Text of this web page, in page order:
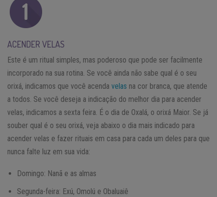
ACENDER VELAS
Este é um ritual simples, mas poderoso que pode ser facilmente
incorporado na sua rotina. Se você ainda não sabe qual é o seu
orixá, indicamos que você acenda velas na cor branca, que atende
a todos. Se você deseja a indicação do melhor dia para acender
velas, indicamos a sexta feira. É o dia de Oxalá, o orixá Maior. Se já
souber qual é o seu orixá, veja abaixo o dia mais indicado para
acender velas e fazer rituais em casa para cada um deles para que
nunca falte luz em sua vida:
Domingo: Nanã e as almas
Segunda-feira: Exú, Omolú e Obaluaiê